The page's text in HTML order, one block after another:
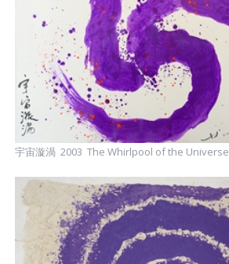
宇宙漩渦 2003 The Whirlpool of the Universe